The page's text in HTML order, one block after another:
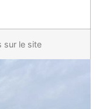
sur le site